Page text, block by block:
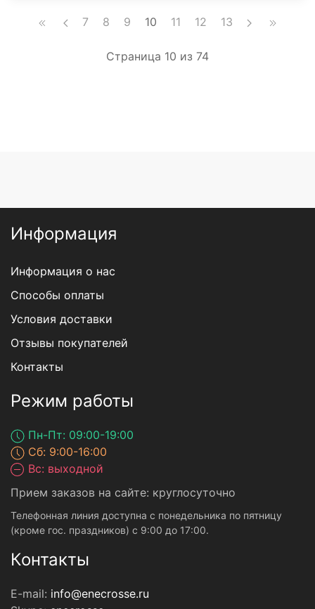
7 8 9 10 11 12 13
Страница 10 из 74
Информация
Информация о нас
Способы оплаты
Условия доставки
Отзывы покупателей
Контакты
Режим работы
Пн-Пт: 09:00-19:00
Сб: 9:00-16:00
Вс: выходной
Прием заказов на сайте: круглосуточно
Телефонная линия доступна с понедельника по пятницу
(кроме гос. праздников) с 9:00 до 17:00.
Контакты
E-mail: info@enecrosse.ru